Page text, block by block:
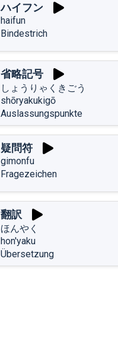
ハイフン
haifun
Bindestrich
省略記号
しょうりゃくきごう
shōryakukigō
Auslassungspunkte
疑問符
gimonfu
Fragezeichen
翻訳
ほんやく
hon'yaku
Übersetzung